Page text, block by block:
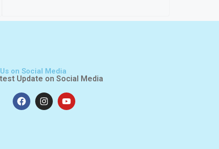
on Social Media
Update on Social Media